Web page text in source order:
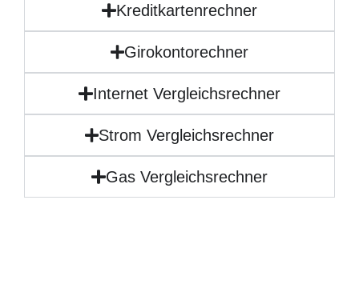
Kreditkartenrechner
Girokontorechner
Internet Vergleichsrechner
Strom Vergleichsrechner
Gas Vergleichsrechner